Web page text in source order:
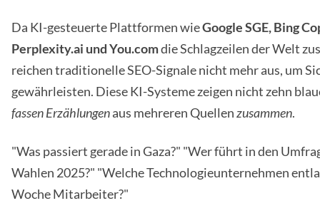
Da KI-gesteuerte Plattformen wieGoogle SGE, Bing
Perplexity.ai und You.comdie Schlagzeilen der Welt
reichen traditionelle SEO-Signale nicht mehr aus, um
gewährleisten. Diese KI-Systeme zeigen nicht zehn
fassen Erzählungenaus mehreren Quellenzusammen.
"Was passiert gerade in Gaza?" "Wer führt in den
Wahlen 2025?" "Welche Technologieunternehmen
Woche Mitarbeiter?"